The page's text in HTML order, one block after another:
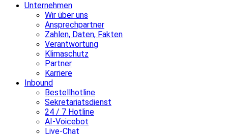
Unternehmen
Wir über uns
Ansprechpartner
Zahlen, Daten, Fakten
Verantwortung
Klimaschutz
Partner
Karriere
Inbound
Bestellhotline
Sekretariatsdienst
24 / 7 Hotline
AI-Voicebot
Live-Chat